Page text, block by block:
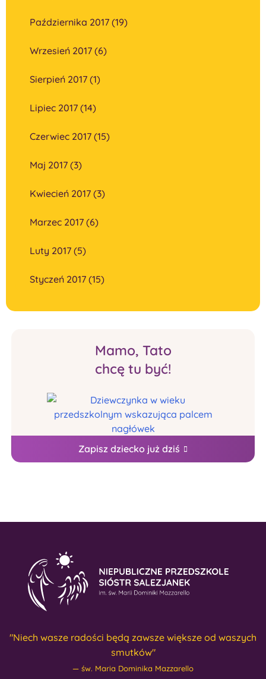
Października 2017 (19)
Wrzesień 2017 (6)
Sierpień 2017 (1)
Lipiec 2017 (14)
Czerwiec 2017 (15)
Maj 2017 (3)
Kwiecień 2017 (3)
Marzec 2017 (6)
Luty 2017 (5)
Styczeń 2017 (15)
Mamo, Tato
chcę tu być!
Zapisz dziecko już dziś
"Niech wasze radości będą zawsze większe od waszych
smutków"
św. Maria Dominika Mazzarello